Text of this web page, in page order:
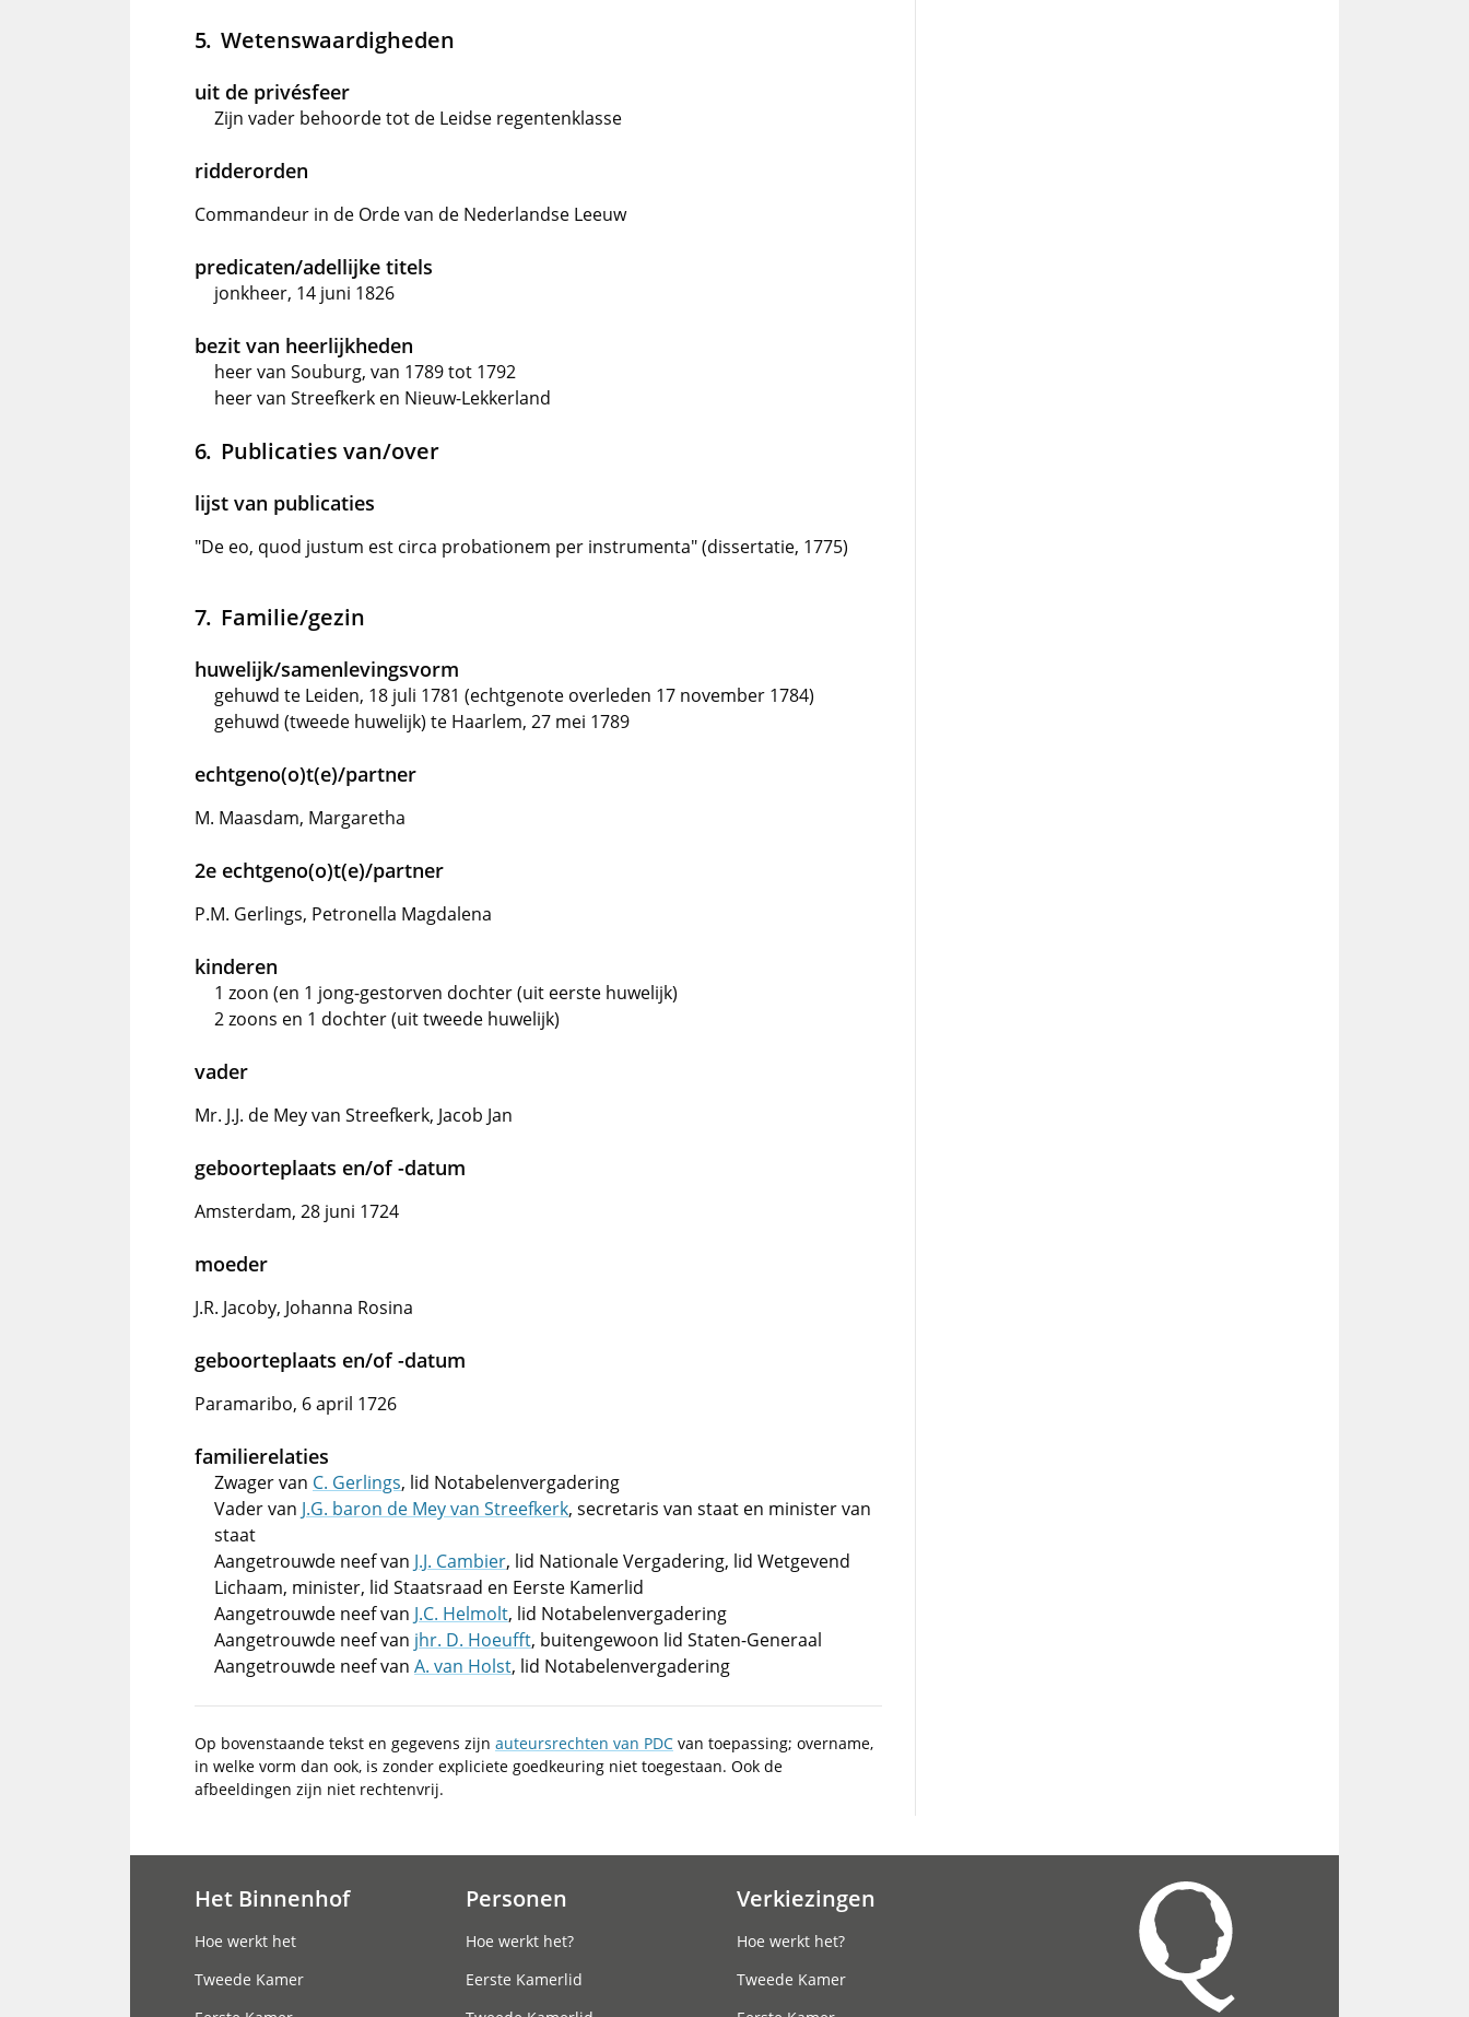
Wetenswaardigheden
uit de privésfeer
Zijn vader behoorde tot de Leidse regentenklasse
ridderorden
Commandeur in de Orde van de Nederlandse Leeuw
predicaten/adellijke titels
jonkheer, 14 juni 1826
bezit van heerlijkheden
heer van Souburg, van 1789 tot 1792
heer van Streefkerk en Nieuw-Lekkerland
Publicaties van/over
lijst van publicaties
"De eo, quod justum est circa probationem per instrumenta" (dissertatie, 1775)
Familie/gezin
huwelijk/samenlevingsvorm
gehuwd te Leiden, 18 juli 1781 (echtgenote overleden 17 november 1784)
gehuwd (tweede huwelijk) te Haarlem, 27 mei 1789
echtgeno(o)t(e)/partner
M. Maasdam, Margaretha
2e echtgeno(o)t(e)/partner
P.M. Gerlings, Petronella Magdalena
kinderen
1 zoon (en 1 jong-gestorven dochter (uit eerste huwelijk)
2 zoons en 1 dochter (uit tweede huwelijk)
vader
Mr. J.J. de Mey van Streefkerk, Jacob Jan
geboorteplaats en/of -datum
Amsterdam, 28 juni 1724
moeder
J.R. Jacoby, Johanna Rosina
geboorteplaats en/of -datum
Paramaribo, 6 april 1726
familierelaties
Zwager van C. Gerlings, lid Notabelenvergadering
Vader van J.G. baron de Mey van Streefkerk, secretaris van staat en minister van
staat
Aangetrouwde neef van J.J. Cambier, lid Nationale Vergadering, lid Wetgevend
Lichaam, minister, lid Staatsraad en Eerste Kamerlid
Aangetrouwde neef van J.C. Helmolt, lid Notabelenvergadering
Aangetrouwde neef van jhr. D. Hoeufft, buitengewoon lid Staten-Generaal
Aangetrouwde neef van A. van Holst, lid Notabelenvergadering
Op bovenstaande tekst en gegevens zijn auteursrechten van PDC van toepassing; overname,
in welke vorm dan ook, is zonder expliciete goedkeuring niet toegestaan. Ook de
afbeeldingen zijn niet rechtenvrij.
Het Binnenhof
Hoe werkt het
Tweede Kamer
Personen
Hoe werkt het?
Eerste Kamerlid
Verkiezingen
Hoe werkt het?
Tweede Kamer